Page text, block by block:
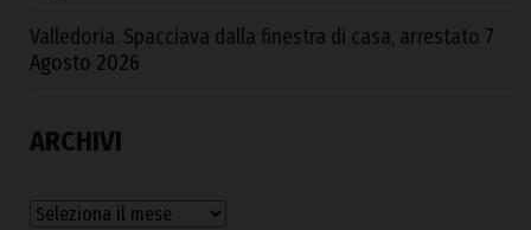
Valledoria. Spacciava dalla finestra di casa, arrestato 7
Agosto 2026
ARCHIVI
Archivi